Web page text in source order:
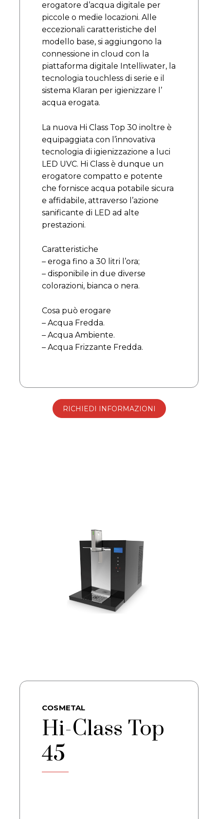
erogatore d’acqua digitale per
piccole o medie locazioni. Alle
eccezionali caratteristiche del
modello base, si aggiungono la
connessione in cloud con la
piattaforma digitale Intelliwater, la
tecnologia touchless di serie e il
sistema Klaran per igienizzare l’
acqua erogata.
La nuova Hi Class Top 30 inoltre è
equipaggiata con l’innovativa
tecnologia di igienizzazione a luci
LED UVC. Hi Class è dunque un
erogatore compatto e potente
che fornisce acqua potabile sicura
e affidabile, attraverso l’azione
sanificante di LED ad alte
prestazioni.
Caratteristiche
– eroga fino a 30 litri l’ora;
– disponibile in due diverse
colorazioni, bianca o nera.
Cosa può erogare
– Acqua Fredda.
– Acqua Ambiente.
– Acqua Frizzante Fredda.
RICHIEDI INFORMAZIONI
COSMETAL
Hi-Class Top
45